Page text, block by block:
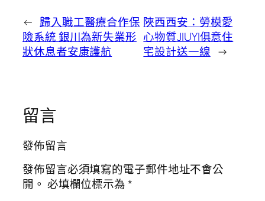
← 歸入職工醫療合作保
險系統 銀川為新失業形
狀休息者安康護航
陜西西安：勞模愛
心物質JIUYI俱意住
宅設計送一線 →
留言
發佈留言
發佈留言必須填寫的電子郵件地址不會公
開。 必填欄位標示為*